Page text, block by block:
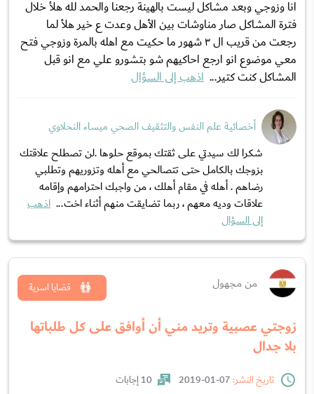
انا وزوجي وبعد مشاكل ليست بالهينة رجعنا والحمد لله هلأ خلال
فترة المشاكل صار مناوشات بين الأهل وعدت ع خير هلأ لما
رجعت من قريب ال ٣ شهور ما حكيت مع اهله بالمرة وزوجي فتح
معي موضوع انو ارجع احاكيهم شو بتشورو علي مع انو قبل
المشاكل كنت كتير... اذهب إلى السؤال
أخصائية علم النفس والتثقيف الصحي ميساء النحلاوي
شكرا لك سيدتي على ثقتك بموقع حلوها .لن تصطلح علاقتك
بزوجك بالكامل حتى تتصالحي مع أهله وتزوريهم وتطلبي
رضاهم . أهله في مقام أهلك ، من واجبك احترامهم وإقامه
علاقات وديه معهم ، ربما تضايقت منهم أثناء اخت... اذهب
إلى السؤال
من مجهول
زوجتي عصبية وتريد مني أن أوافق على كل طلباتها
بلا جدال
قضايا اسرية
تاريخ النشر:
10 إجابات